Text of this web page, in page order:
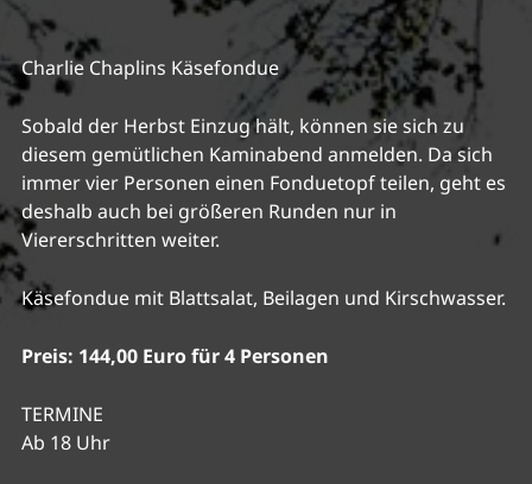
Charlie Chaplins Käsefondue
Sobald der Herbst Einzug hält, können sie sich zu
diesem gemütlichen Kaminabend anmelden. Da sich
immer vier Personen einen Fonduetopf teilen, geht es
deshalb auch bei größeren Runden nur in
Viererschritten weiter.
Käsefondue mit Blattsalat, Beilagen und Kirschwasser.
Preis: 144,00 Euro für 4 Personen
TERMINE
Ab 18 Uhr